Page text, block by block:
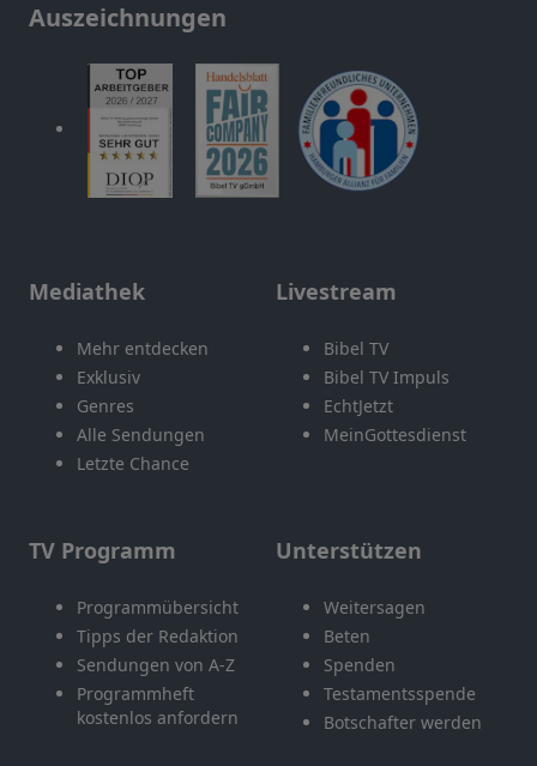
Auszeichnungen
Mediathek
Mehr entdecken
Exklusiv
Genres
Alle Sendungen
Letzte Chance
Livestream
Bibel TV
Bibel TV Impuls
EchtJetzt
MeinGottesdienst
TV Programm
Programmübersicht
Tipps der Redaktion
Sendungen von A-Z
Programmheft
kostenlos anfordern
Unterstützen
Weitersagen
Beten
Spenden
Testamentsspende
Botschafter werden